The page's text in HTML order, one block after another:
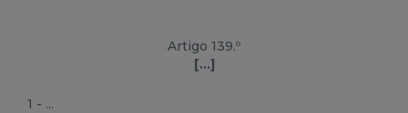
Artigo 139.º
[...]
1 - ...